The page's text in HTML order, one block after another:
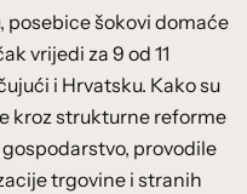
posebice šokovi domaće
vrijedi za 9 od 11
i Hrvatsku. Kako su
kroz strukturne reforme
provodile
trgovine i stranih